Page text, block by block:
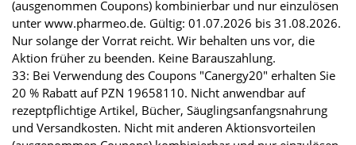
(ausgenommen Coupons) kombinierbar und nur einzulösen
unter www.pharmeo.de. Gültig: 01.07.2026 bis 31.08.2026.
Nur solange der Vorrat reicht. Wir behalten uns vor, die
Aktion früher zu beenden. Keine Barauszahlung.
33: Bei Verwendung des Coupons "Canergy20" erhalten Sie
20 % Rabatt auf PZN 19658110. Nicht anwendbar auf
rezeptpflichtige Artikel, Bücher, Säuglingsanfangsnahrung
und Versandkosten. Nicht mit anderen Aktionsvorteilen